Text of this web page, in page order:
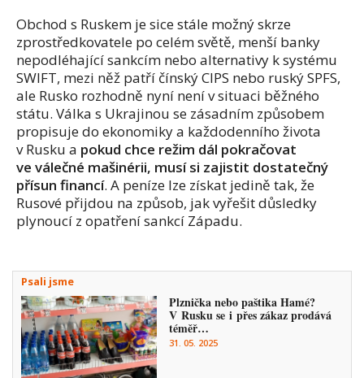
Obchod s Ruskem je sice stále možný skrze
zprostředkovatele po celém světě, menší banky
nepodléhající sankcím nebo alternativy k systému
SWIFT, mezi něž patří čínský CIPS nebo ruský SPFS,
ale Rusko rozhodně nyní není v situaci běžného
státu. Válka s Ukrajinou se zásadním způsobem
propisuje do ekonomiky a každodenního života
v Rusku a pokud chce režim dál pokračovat
ve válečné mašinérii, musí si zajistit dostatečný
přísun financí. A peníze lze získat jedině tak, že
Rusové přijdou na způsob, jak vyřešit důsledky
plynoucí z opatření sankcí Západu.
Psali jsme
Plznička nebo paštika Hamé?
V Rusku se i přes zákaz prodává
téměř…
31. 05. 2025